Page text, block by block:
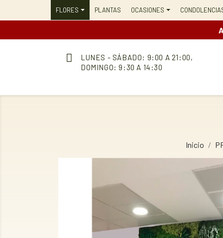
FLORES PLANTAS OCASIONES
LUNES - SÁBADO: 9:00 A 21:00,
DOMINGO: 9:30 A 14:30
Inicio